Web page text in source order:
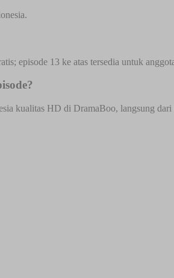
episode 13 ke atas tersedia untuk
kualitas HD di DramaBoo, langsung